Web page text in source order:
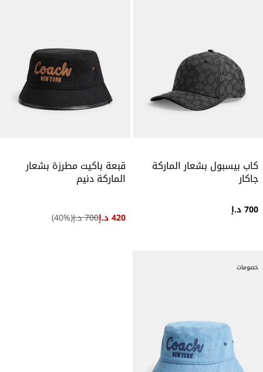
كاب بيسبول بشعار الماركة
جاكار
700 د.إ
قبعة باكيت مطرزة بشعار
الماركة دنيم
420 د.إ 700 د.إ (
40%)
خصومات